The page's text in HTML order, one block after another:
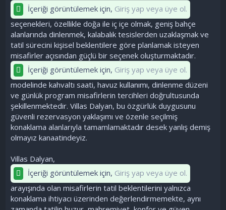
İçeriği görüntülemek için, Giriş yap veya üye ol.
seçenekleri, özellikle doğa ile iç içe olmak, geniş bahçe
alanlarında dinlenmek, kalabalık tesislerden uzaklaşmak ve
tatil sürecini kişisel beklentilere göre planlamak isteyen
misafirler açısından güçlü bir seçenek oluşturmaktadır.
İçeriği görüntülemek için, Giriş yap veya üye ol.
modelinde kahvaltı saati, havuz kullanımı, dinlenme düzeni
ve günlük program misafirlerin tercihleri doğrultusunda
şekillenmektedir. Villas Dalyan, bu özgürlük duygusunu
güvenli rezervasyon yaklaşımı ve özenle seçilmiş
konaklama alanlarıyla tamamlamaktadır desek yanlış demiş
olmayız kanaatindeyiz.
Villas Dalyan,
İçeriği görüntülemek için, Giriş yap veya üye ol.
arayışında olan misafirlerin tatil beklentilerini yalnızca
konaklama ihtiyacı üzerinden değerlendirmemekte, aynı